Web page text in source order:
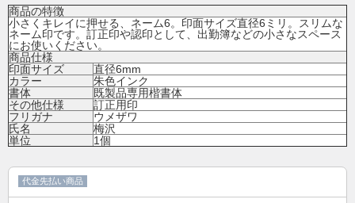
商品の特徴
小さくキレイに押せる、ネーム6。印面サイズ直径6ミリ。スリムな
ネーム印です。訂正印や認印として、出勤簿などの小さなスペース
にお使いください。
商品仕様
印面サイズ
直径6mm
カラー
朱色インク
書体
既製品専用楷書体
その他仕様
訂正用印
フリガナ
ウメザワ
氏名
梅沢
単位
1個
代金先払い商品